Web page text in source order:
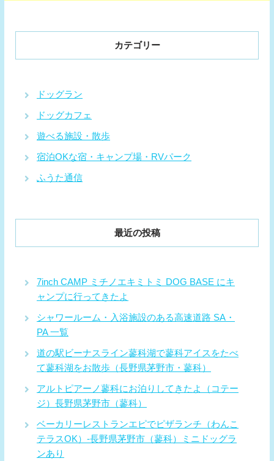
カテゴリー
ドッグラン
ドッグカフェ
遊べる施設・散歩
宿泊OKな宿・キャンプ場・RVパーク
ふうた通信
最近の投稿
7inch CAMP ミチノエキミトミ DOG BASE にキ
ャンプに行ってきたよ
シャワールーム・入浴施設のある高速道路 SA・
PA 一覧
道の駅ビーナスライン蓼科湖で蓼科アイスをたべ
て蓼科湖をお散歩（長野県茅野市・蓼科）
アルトピアーノ蓼科にお泊りしてきたよ（コテー
ジ）長野県茅野市（蓼科）
ベーカリーレストランエピでピザランチ（わんこ
テラスOK）-長野県茅野市（蓼科）ミニドッグラ
ンあり